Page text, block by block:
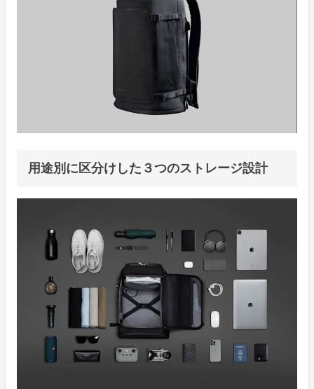
用途別に区分けした３つのストレージ設計